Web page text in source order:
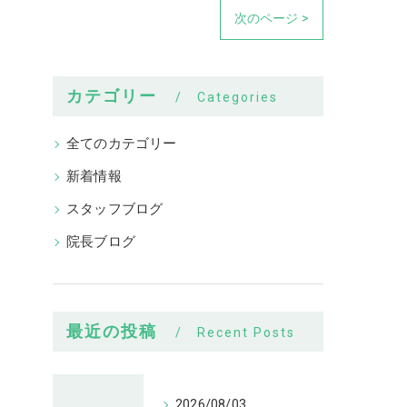
次のページ >
カテゴリー Categories
全てのカテゴリー
新着情報
スタッフブログ
院長ブログ
最近の投稿 Recent Posts